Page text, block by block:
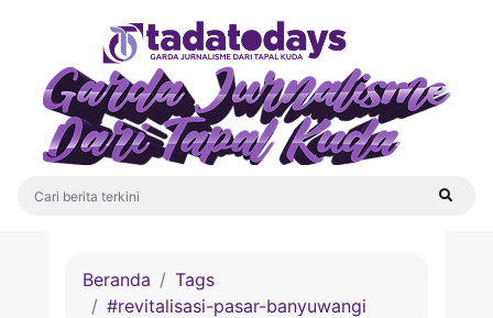
Beranda
Tags
#revitalisasi-pasar-banyuwangi